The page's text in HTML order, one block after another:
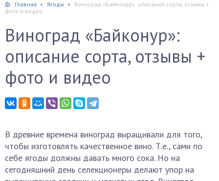
Главная Ягоды
Виноград «Байконур»: описание сорта, отзывы +
фото и видео
Виноград «Байконур»:
описание сорта, отзывы +
фото и видео
В древние времена виноград выращивали для того,
чтобы изготовлять качественное вино. Т.е., сами по
себе ягоды должны давать много сока. Но на
сегодняшний день селекционеры делают упор на